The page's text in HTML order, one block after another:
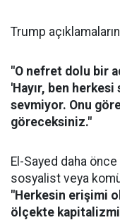
Trump
"O nefret dolu bir
'Hayır, ben
sevmiyor. Onu
göreceksiniz."
El-Sayed daha
sosyalist veya
"Herkesin erişimi
ölçekte